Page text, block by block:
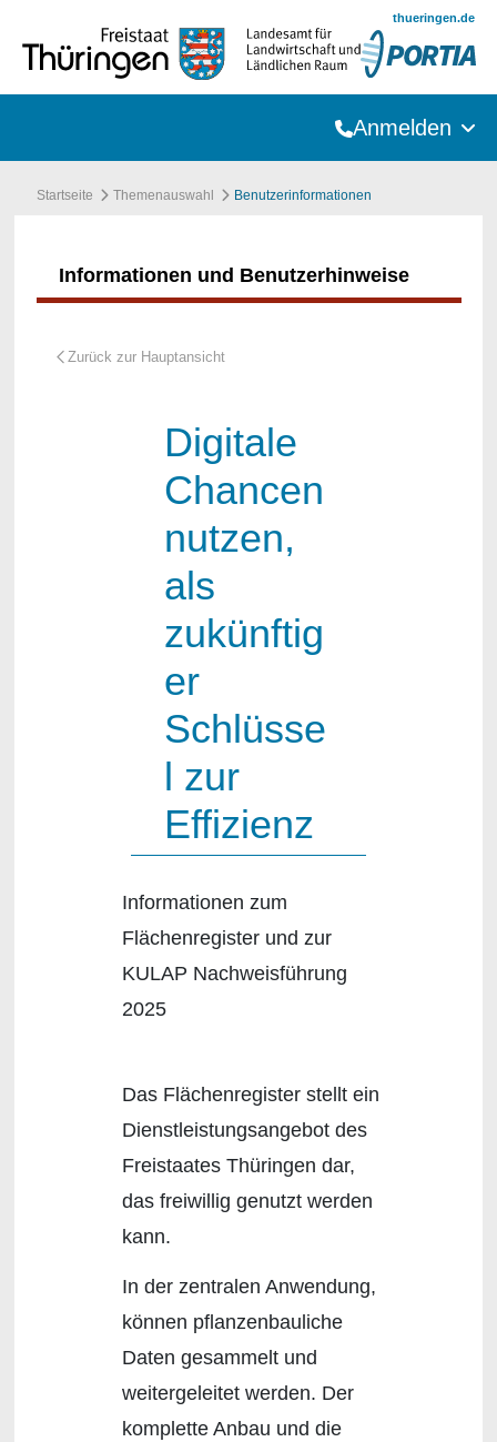
thueringen.de
Anmelden
Startseite Themenauswahl Benutzerinformationen
Informationen und Benutzerhinweise
Digitale
Chancen
nutzen,
als
zukünftig
er
Schlüsse
l zur
Effizienz
Informationen zum
Flächenregister und zur
KULAP Nachweisführung
2025
Das Flächenregister stellt ein
Dienstleistungsangebot des
Freistaates Thüringen dar,
das freiwillig genutzt werden
kann.
In der zentralen Anwendung,
können pflanzenbauliche
Daten gesammelt und
weitergeleitet werden. Der
komplette Anbau und die